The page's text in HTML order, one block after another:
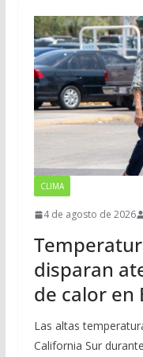
CLIMA
4 de agosto de 2026
disparan
de calor en
Las altas
California Sur